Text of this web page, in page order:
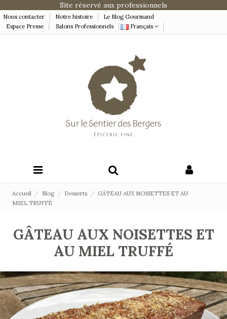
Site réservé aux professionnels
Nous contacter Notre histoire
Le Blog Gourmand
Espace Presse
Salons Professionnels Français
Accueil Blog Desserts
GÂTEAU AUX NOISETTES ET AU
MIEL TRUFFÉ
GÂTEAU AUX NOISETTES ET
AU MIEL TRUFFÉ